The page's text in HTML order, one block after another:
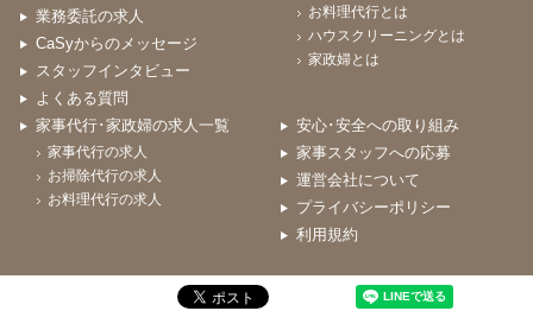
業務委託の求人
CaSyからのメッセージ
スタッフインタビュー
よくある質問
お料理代行とは
ハウスクリーニングとは
家政婦とは
家事代行･家政婦の求人一覧
家事代行の求人
お掃除代行の求人
お料理代行の求人
安心･安全への取り組み
家事スタッフへの応募
運営会社について
プライバシーポリシー
利用規約